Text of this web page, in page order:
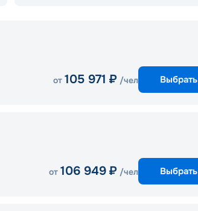
от 105 971 ₽ /чел Выбрать
от 106 949 ₽ /чел Выбрать